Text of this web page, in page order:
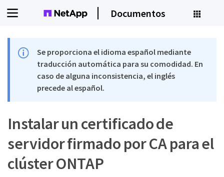
Documentos
Se proporciona el idioma español mediante
traducción automática para su comodidad. En
caso de alguna inconsistencia, el inglés
precede al español.
Instalar un certificado de
servidor firmado por CA para el
clúster ONTAP